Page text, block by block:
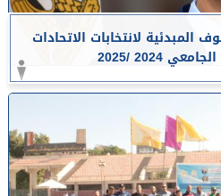
لانتخابات الاتحادات
2024 /2025